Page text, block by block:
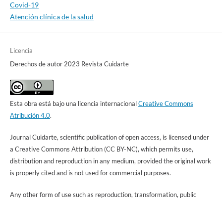
Covid-19
Atención clínica de la salud
Licencia
Derechos de autor 2023 Revista Cuidarte
Esta obra está bajo una licencia internacionalCreative Commons
Atribución 4.0.
Journal Cuidarte, scientific publication of open access, is licensed under
a Creative Commons Attribution (CC BY-NC), which permits use,
distribution and reproduction in any medium, provided the original work
is properly cited and is not used for commercial purposes.
Any other form of use such as reproduction, transformation, public